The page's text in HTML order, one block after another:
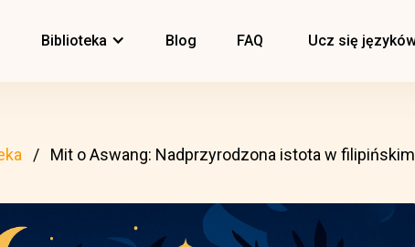
Biblioteka Blog FAQ Ucz się
Mit o Aswang: Nadprzyrodzona istota w